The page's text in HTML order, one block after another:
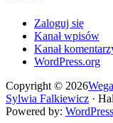
Zaloguj się
Kanał wpisów
Kanał
WordPress.org
Copyright © 2026
Sylwia Falkiewicz ·
Powered by: WordPress